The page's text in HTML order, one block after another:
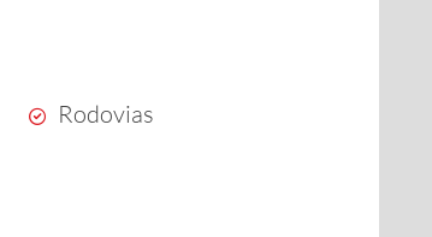
Rodovias